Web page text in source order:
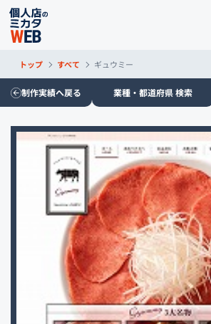
トップ すべて ギュウミー
制作実績へ戻る 業種・都道府県 検索